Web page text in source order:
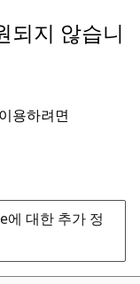
되지 않습니
용하려면
대한 추가 정